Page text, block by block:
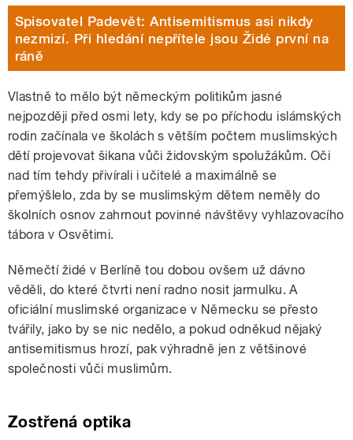
Spisovatel Padevět: Antisemitismus asi nikdy
nezmizí. Při hledání nepřítele jsou Židé první na
ráně
Vlastně to mělo být německým politikům jasné
nejpozději před osmi lety, kdy se po příchodu islámských
rodin začínala ve školách s větším počtem muslimských
dětí projevovat šikana vůči židovským spolužákům. Oči
nad tím tehdy přivírali i učitelé a maximálně se
přemýšlelo, zda by se muslimským dětem neměly do
školních osnov zahrnout povinné návštěvy vyhlazovacího
tábora v Osvětimi.
Němečtí židé v Berlíně tou dobou ovšem už dávno
věděli, do které čtvrti není radno nosit jarmulku. A
oficiální muslimské organizace v Německu se přesto
tvářily, jako by se nic nedělo, a pokud odněkud nějaký
antisemitismus hrozí, pak výhradně jen z většinové
společnosti vůči muslimům.
Zostřená optika